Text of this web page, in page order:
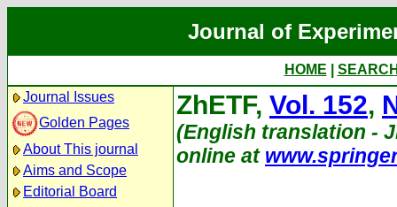
Journal of
HOME
Journal Issues
Golden Pages
About This journal
Aims and Scope
Editorial Board
ZhETF, Vol. 152,
(English translation -
online at